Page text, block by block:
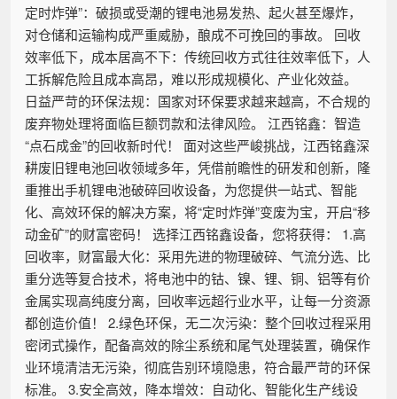
定时炸弹”：破损或受潮的锂电池易发热、起火甚至爆炸，
对仓储和运输构成严重威胁，酿成不可挽回的事故。 回收
效率低下，成本居高不下：传统回收方式往往效率低下，人
工拆解危险且成本高昂，难以形成规模化、产业化效益。
日益严苛的环保法规：国家对环保要求越来越高，不合规的
废弃物处理将面临巨额罚款和法律风险。 江西铭鑫：智造
“点石成金”的回收新时代！ 面对这些严峻挑战，江西铭鑫深
耕废旧锂电池回收领域多年，凭借前瞻性的研发和创新，隆
重推出手机锂电池破碎回收设备，为您提供一站式、智能
化、高效环保的解决方案，将“定时炸弹”变废为宝，开启“移
动金矿”的财富密码！ 选择江西铭鑫设备，您将获得： 1.高
回收率，财富最大化：采用先进的物理破碎、气流分选、比
重分选等复合技术，将电池中的钴、镍、锂、铜、铝等有价
金属实现高纯度分离，回收率远超行业水平，让每一分资源
都创造价值！ 2.绿色环保，无二次污染：整个回收过程采用
密闭式操作，配备高效的除尘系统和尾气处理装置，确保作
业环境清洁无污染，彻底告别环境隐患，符合最严苛的环保
标准。 3.安全高效，降本增效：自动化、智能化生产线设